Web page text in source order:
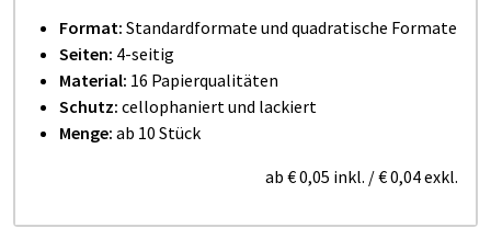
Format: Standardformate und quadratische Formate
Seiten: 4-seitig
Material: 16 Papierqualitäten
Schutz: cellophaniert und lackiert
Menge: ab 10 Stück
ab € 0,05 inkl. /€ 0,04exkl.